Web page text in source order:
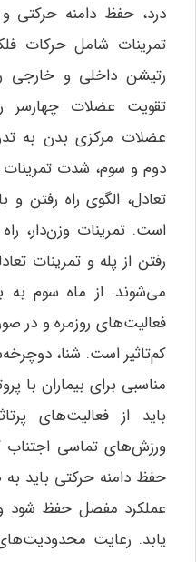
درد، حفظ دامنه
تمرینات شامل حرکات
رتیشن داخلی و خارجی
تقویت عضلات چهارسر
عضلات مرکزی بدن به
دوم و سوم، شدت تمرینات
تعادل، الگوی راه رفتن
است. تمرینات وزن‌دار،
رفتن از پله و تمرینات
می‌شوند. از ماه سوم
فعالیت‌های روزمره و در
کم‌تاثیر است. شنا،
مناسبی برای بیماران با
باید از فعالیت‌های
ورزش‌های تماسی اجتناب
حفظ دامنه حرکتی باید به
عملکرد مفصل حفظ شود
یابد. رعایت